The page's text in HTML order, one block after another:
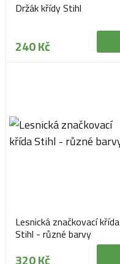
Držák křídy Stihl
240 Kč
Lesnická značkovací křída
Stihl - různé barvy
320 Kč